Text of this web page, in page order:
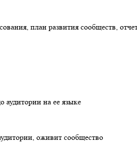
план развития сообществ,
аудитории на ее языке
оживит сообщество